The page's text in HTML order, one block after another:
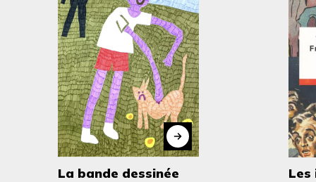
La bande dessinée
Les